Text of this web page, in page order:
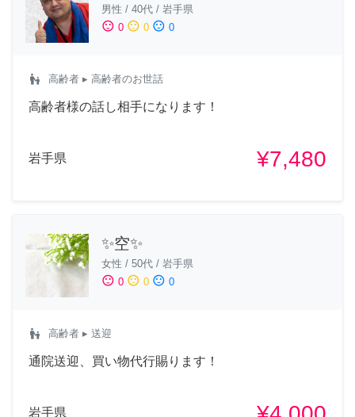
男性 / 40代 / 岩手県
sentiment_satisfied 0 sentiment_neutral 0 sentiment_dissatisfied 0
escalator_warning 高齢者 ▸ 高齢者のお世話
高齢者様の話し相手になります！
岩手県 ¥7,480
✨空✨
女性 / 50代 / 岩手県
sentiment_satisfied 0 sentiment_neutral 0 sentiment_dissatisfied 0
escalator_warning 高齢者 ▸ 送迎
通院送迎、買い物代行賜ります！
岩手県